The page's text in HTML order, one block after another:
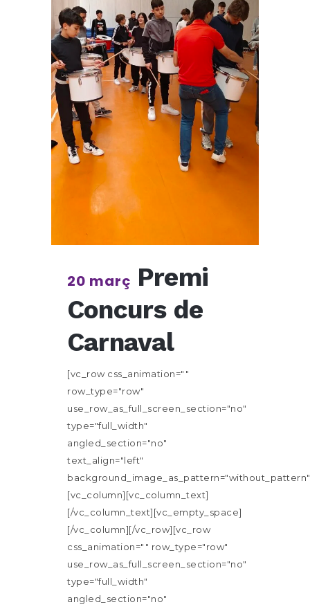
20 març Premi
Concurs de
Carnaval
[vc_row css_animation=""
row_type="row"
use_row_as_full_screen_section="no"
type="full_width"
angled_section="no"
text_align="left"
[vc_column][vc_column_text]
[/vc_column_text][vc_empty_space]
[/vc_column][/vc_row][vc_row
css_animation="" row_type="row"
use_row_as_full_screen_section="no"
type="full_width"
angled_section="no"